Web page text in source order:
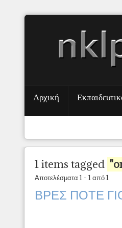
Αρχική
1 items tagged
Αποτελέσματα 1 - 1 από 1
ΒΡΕΣ ΠΟΤΕ